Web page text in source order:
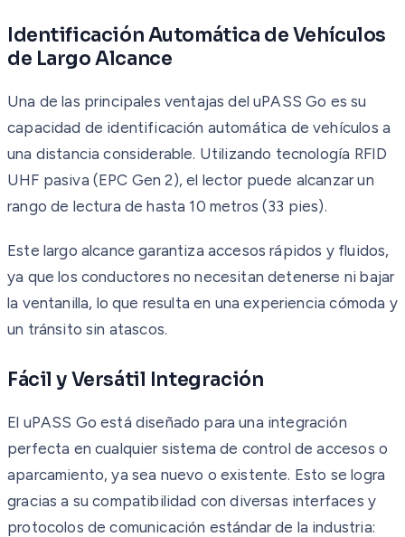
Identificación Automática de Vehículos
de Largo Alcance
Una de las principales ventajas del uPASS Go es su
capacidad de identificación automática de vehículos a
una distancia considerable. Utilizando tecnología RFID
UHF pasiva (EPC Gen 2), el lector puede alcanzar un
rango de lectura de hasta 10 metros (33 pies).
Este largo alcance garantiza accesos rápidos y fluidos,
ya que los conductores no necesitan detenerse ni bajar
la ventanilla, lo que resulta en una experiencia cómoda y
un tránsito sin atascos.
Fácil y Versátil Integración
El uPASS Go está diseñado para una integración
perfecta en cualquier sistema de control de accesos o
aparcamiento, ya sea nuevo o existente. Esto se logra
gracias a su compatibilidad con diversas interfaces y
protocolos de comunicación estándar de la industria: